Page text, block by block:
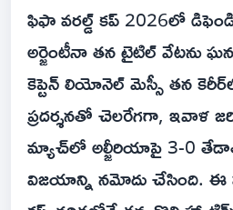
ఫిఫా వరల్డ్ కప్ 2026లో
అర్జెంటీనా తన టైటిల్ వేటను
కెప్టెన్ లియోనెల్ మెస్సీ తన
ప్రదర్శనతో చెలరేగగా, ఇవాళ
మ్యాచ్‌లో అల్జీరియాపై 3-0
విజయాన్ని నమోదు చేసింది. ఈ